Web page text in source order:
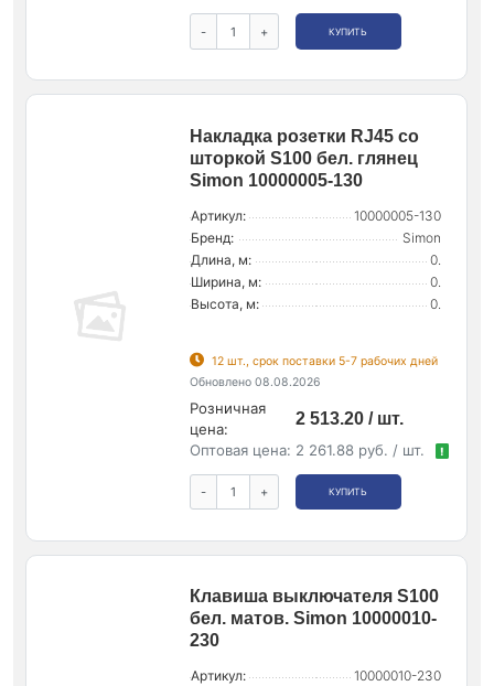
- + КУПИТЬ
Накладка розетки RJ45 со
шторкой S100 бел. глянец
Simon 10000005-130
Артикул:
10000005-130
Бренд:
Simon
Длина, м:
0.
Ширина, м:
0.
Высота, м:
0.
12 шт., срок поставки 5-7 рабочих дней
Обновлено 08.08.2026
Розничная
цена:
2 513.20 / шт.
Оптовая цена: 2 261.88 руб. / шт. !
- + КУПИТЬ
Клавиша выключателя S100
бел. матов. Simon 10000010-
230
Артикул:
10000010-230